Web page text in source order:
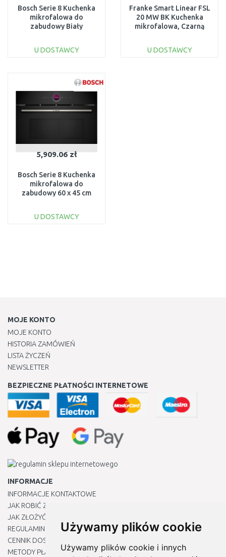
Używamy plików cookie
Używamy plików cookie i innych
Bosch Serie 8 Kuchenka
mikrofalowa do
zabudowy Biały
U DOSTAWCY
Do porównania
Franke Smart Linear FSL
20 MW BK Kuchenka
mikrofalowa, Czarną
U DOSTAWCY
5,909.06 zł
Bosch Serie 8 Kuchenka
mikrofalowa do
zabudowy 60 x 45 cm
U DOSTAWCY
MOJE KONTO
MOJE KONTO
HISTORIA ZAMÓWIEŃ
LISTA ŻYCZEŃ
NEWSLETTER
BEZPIECZNE PŁATNOŚCI INTERNETOWE
INFORMACJE
INFORMACJE KONTAKTOWE
JAK ROBIĆ ZAKUPY ?
JAK ZŁOŻYĆ REKLAMACJĘ
REGULAMIN
CENNIK DOSTAWY
METODY PŁATNOŚCI